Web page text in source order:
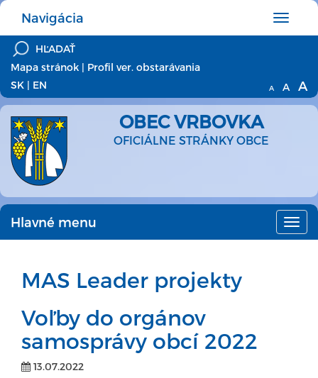
Hlavné
menu
Navigácia
Mapa stránok | Profil ver. obstarávania
SK | EN A A A
OBEC VRBOVKA
OFICIÁLNE STRÁNKY OBCE
Hlavné menu
MAS Leader projekty
Voľby do orgánov
samosprávy obcí 2022
13.07.2022